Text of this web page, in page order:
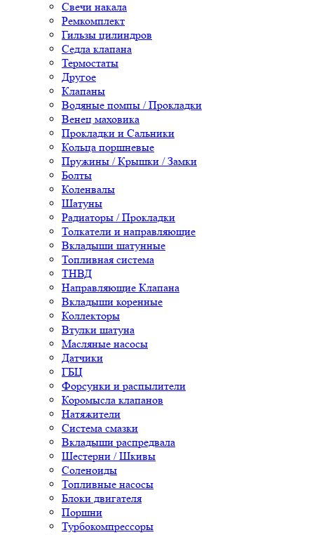
Свечи накала
Ремкомплект
Гильзы цилиндров
Седла клапана
Термостаты
Другое
Клапаны
Водяные помпы / Прокладки
Венец маховика
Прокладки и Сальники
Кольца поршневые
Пружины / Крышки / Замки
Болты
Коленвалы
Шатуны
Радиаторы / Прокладки
Толкатели и направляющие
Вкладыши шатунные
Топливная система
ТНВД
Направляющие Клапана
Вкладыши коренные
Коллекторы
Втулки шатуна
Масляные насосы
Датчики
ГБЦ
Форсунки и распылители
Коромысла клапанов
Натяжители
Система смазки
Вкладыши распредвала
Шестерни / Шкивы
Соленоиды
Топливные насосы
Блоки двигателя
Поршни
Турбокомпрессоры